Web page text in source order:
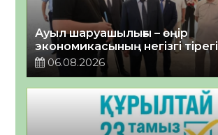
Ауыл шаруашылығы – өңір
экономикасының негізгі тірегі
06.08.2026